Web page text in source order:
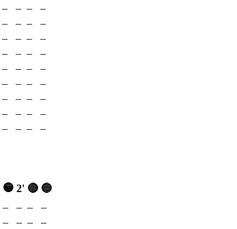
– – –
–
– – –
–
– – –
–
– – –
–
– – –
–
– – –
–
– – –
–
– – –
–
– – – –
🟡 2' 🔴 🔵
– – –
–
– – – –